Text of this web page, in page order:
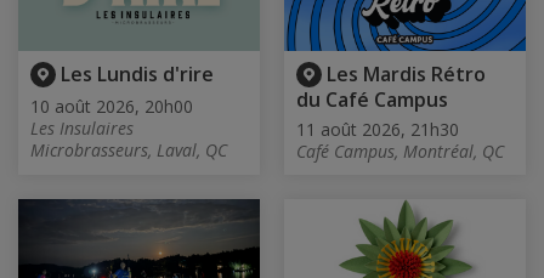
Les Lundis d'rire
10 août 2026, 20h00
Les Insulaires
Microbrasseurs, Laval, QC
Les Mardis Rétro
du Café Campus
11 août 2026, 21h30
Café Campus, Montréal, QC